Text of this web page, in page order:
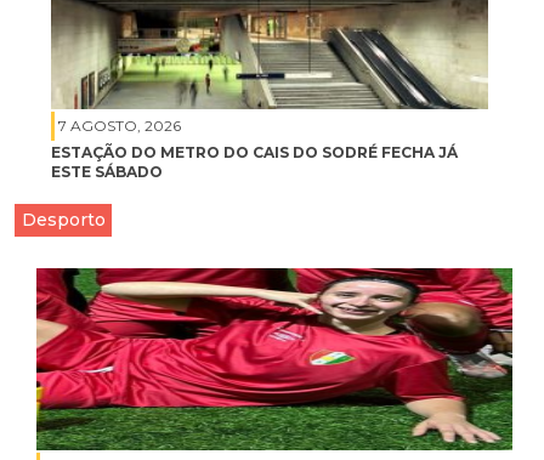
7 AGOSTO, 2026
ESTAÇÃO DO METRO DO CAIS DO SODRÉ FECHA JÁ
ESTE SÁBADO
Desporto